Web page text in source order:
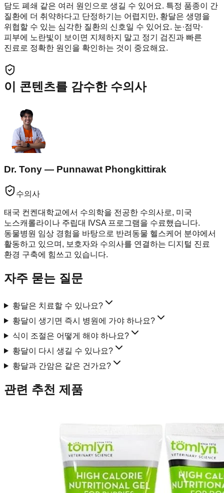
담도 폐쇄 같은 여러 원인으로 생길 수 있어요. 특정 품종이 간
질환에 더 취약하다고 단정하기는 어렵지만, 황달은 생명을
위협할 수 있는 심각한 질환의 신호일 수 있어요. 눈·점막·
피부에 노란빛이 보이면 지체하지 말고 정기 검진과 빠른
진료로 정확한 원인을 확인하는 것이 중요해요.
이 콘텐츠를 감수한 수의사
Dr. Tony — Punnawat Phongkittirak
수의사
태국 컨켄대학교에서 수의학을 전공한 수의사로, 미국
노스캐롤라이나 주립대 IVSA 프로그램을 수료했습니다.
동물병원 임상 경험을 바탕으로 반려동물 헬스케어 분야에서
활동하고 있으며, 보호자와 수의사를 연결하는 디지털 진료
환경 구축에 힘쓰고 있습니다.
자주 묻는 질문
황달은 치료할 수 있나요?
황달이 생기면 즉시 병원에 가야 하나요?
식이 조절은 어떻게 해야 하나요?
황달이 다시 생길 수 있나요?
황달과 간암은 같은 건가요?
관련 추천 제품